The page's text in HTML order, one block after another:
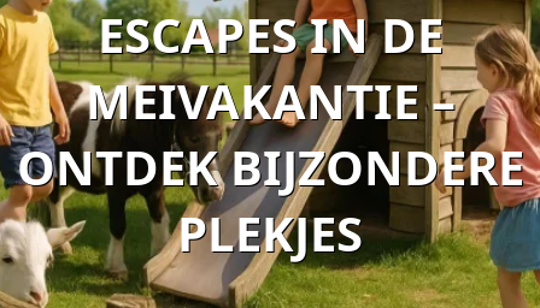
ESCAPES IN DE
MEIVAKANTIE –
ONTDEK BIJZONDERE
PLEKJES